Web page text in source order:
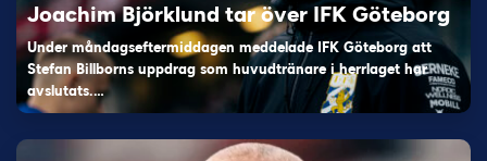
Joachim Björklund tar över IFK Göteborg
Under måndagseftermiddagen meddelade IFK Göteborg att
Stefan Billborns uppdrag som huvudtränare i herrlaget har
avslutats.…